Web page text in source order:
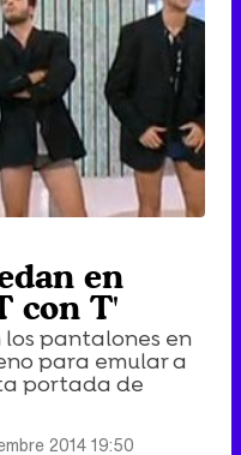
en
con T'
pantalones en
para emular a
portada de
2014 19:50